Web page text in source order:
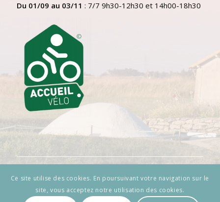
Du 01/09 au 03/11 : 7/7 9h30-12h30 et 14h00-18h30
© Copyright - Cycland - Web-design par AtelierGuias
Ce site utilise des cookies. En poursuivant votre navigation sur le
site, vous acceptez notre utilisation des cookies.